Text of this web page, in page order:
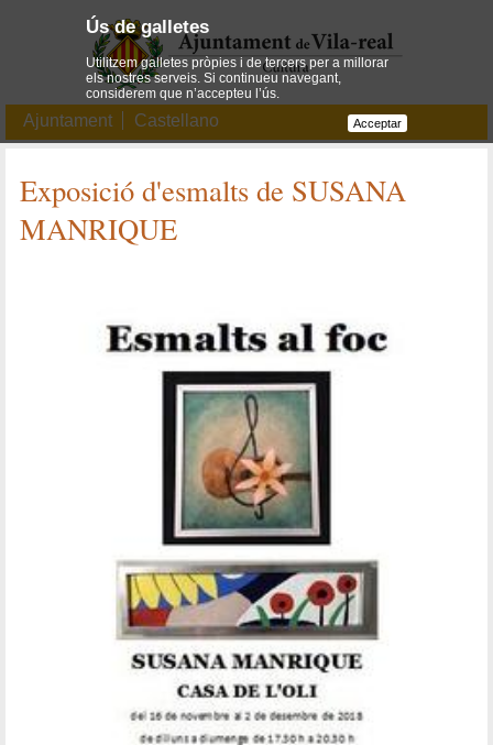
Ajuntament Castellano
Exposició d'esmalts de SUSANA
MANRIQUE
Ús de galletes
Utilitzem galletes pròpies i de tercers per a millorar
els nostres serveis. Si continueu navegant,
considerem que n’accepteu l’ús.
Acceptar